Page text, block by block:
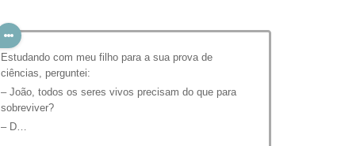
Estudando com meu filho para a sua prova de
ciências, perguntei:
– João, todos os seres vivos precisam do que para
sobreviver?
– D…